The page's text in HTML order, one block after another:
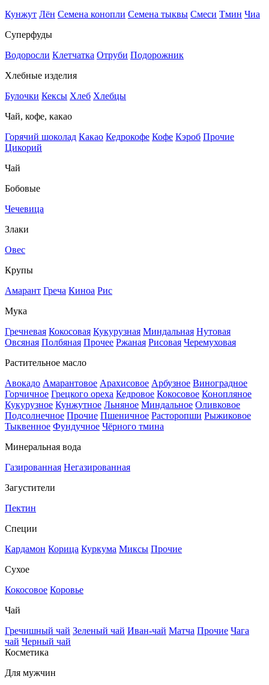
Кунжут Лён Семена конопли Семена тыквы Смеси Тмин Чиа
Суперфуды
Водоросли Клетчатка Отруби Подорожник
Хлебные изделия
Булочки Кексы Хлеб Хлебцы
Чай, кофе, какао
Горячий шоколад Какао Кедрокофе Кофе Кэроб Прочие
Цикорий
Чай
Бобовые
Чечевица
Злаки
Овес
Крупы
Амарант Греча Киноа Рис
Мука
Гречневая Кокосовая Кукурузная Миндальная Нутовая
Овсяная Полбяная Прочее Ржаная Рисовая Черемуховая
Растительное масло
Авокадо Амарантовое Арахисовое Арбузное Виноградное
Горчичное Грецкого ореха Кедровое Кокосовое Конопляное
Кукурузное Кунжутное Льняное Миндальное Оливковое
Подсолнечное Прочие Пшеничное Расторопши Рыжиковое
Тыквенное Фундучное Чёрного тмина
Минеральная вода
Газированная Негазированная
Загустители
Пектин
Специи
Кардамон Корица Куркума Миксы Прочие
Сухое
Кокосовое Коровье
Чай
Гречишный чай Зеленый чай Иван-чай Матча Прочие Чага
чай Черный чай
Косметика
Для мужчин